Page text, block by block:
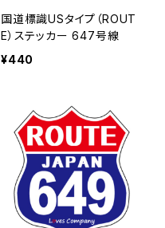
国道標識USタイプ（ROUT
E）ステッカー 647号線
¥440